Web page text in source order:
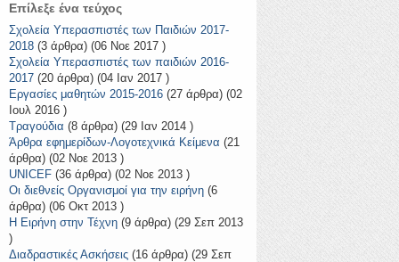
Επίλεξε ένα τεύχος
Σχολεία Υπερασπιστές των Παιδιών 2017-
2018 (3 άρθρα) (06 Νοε 2017 )
Σχολεία Υπερασπιστές των παιδιών 2016-
2017 (20 άρθρα) (04 Ιαν 2017 )
Εργασίες μαθητών 2015-2016 (27 άρθρα) (02
Ιουλ 2016 )
Τραγούδια (8 άρθρα) (29 Ιαν 2014 )
Άρθρα εφημερίδων-Λογοτεχνικά Κείμενα (21
άρθρα) (02 Νοε 2013 )
UNICEF (36 άρθρα) (02 Νοε 2013 )
Οι διεθνείς Οργανισμοί για την ειρήνη (6
άρθρα) (06 Οκτ 2013 )
Η Ειρήνη στην Τέχνη (9 άρθρα) (29 Σεπ 2013
)
Διαδραστικές Ασκήσεις (16 άρθρα) (29 Σεπ